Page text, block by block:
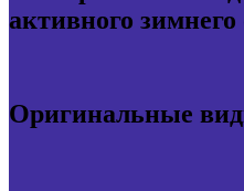
активного
Оригинальные